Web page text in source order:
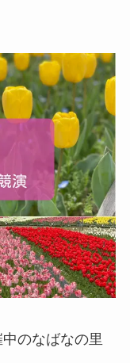
のなばなの里